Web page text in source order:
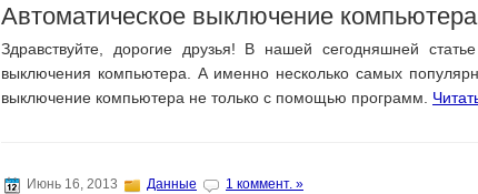
Автоматическое выключение
Здравствуйте, дорогие друзья! В нашей сегодняшней
выключения компьютера. А именно несколько самых
выключение компьютера не только с помощью программ.
Июнь 16, 2013 Данные 1 коммент. »